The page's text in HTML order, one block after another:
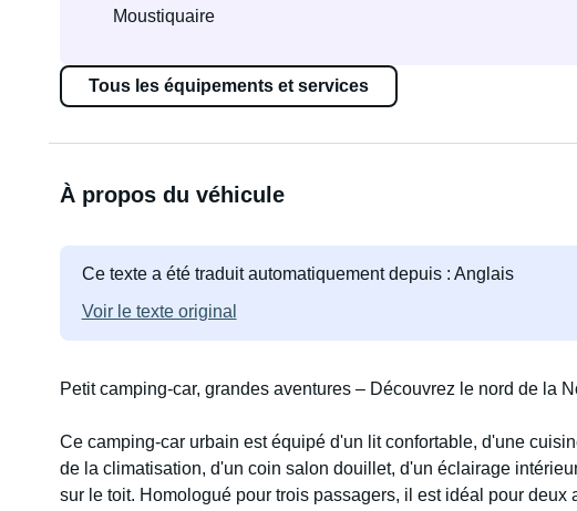
Moustiquaire
Tous les équipements et services
À propos du véhicule
Ce texte a été traduit automatiquement depuis : Anglais
Voir le texte original
Petit camping-car, grandes aventures – Découvrez le nord de la
Ce camping-car urbain est équipé d'un lit confortable, d'une
de la climatisation, d'un coin salon douillet, d'un éclairage
sur le toit. Homologué pour trois passagers, il est idéal pour